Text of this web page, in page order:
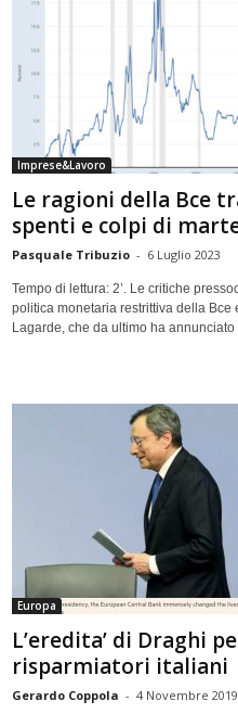
Imprese&Lavoro
Le ragioni della Bce
spenti e colpi di
Pasquale Tribuzio - 6 Luglio 2023
Tempo di lettura: 2’. Le critiche
politica monetaria restrittiva della Bce
Lagarde, che da ultimo ha annunciato
Europa
L’eredita’ di Draghi
risparmiatori italiani
Gerardo Coppola - 4 Novembre 2019